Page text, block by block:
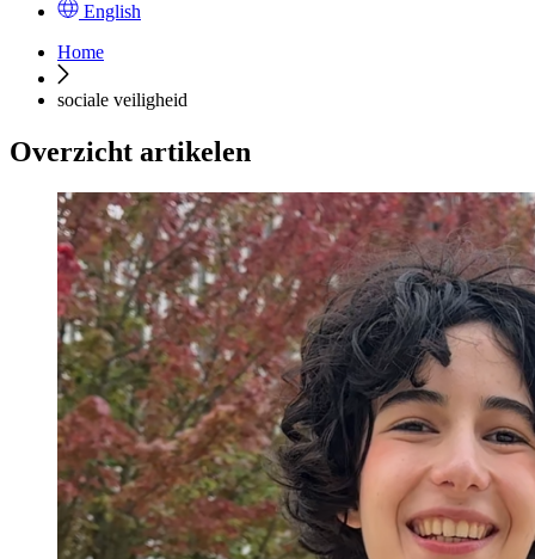
English
Home
sociale veiligheid
Overzicht artikelen